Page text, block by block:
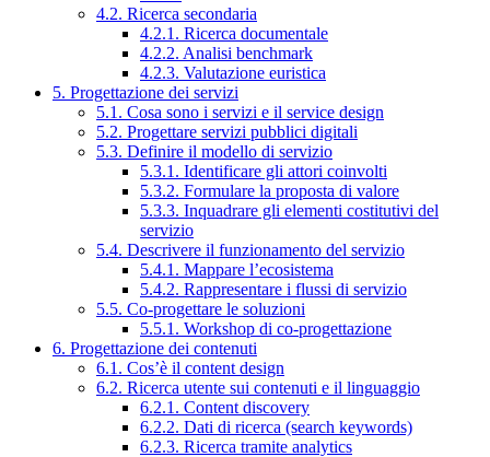
4.2. Ricerca secondaria
4.2.1. Ricerca documentale
4.2.2. Analisi benchmark
4.2.3. Valutazione euristica
5. Progettazione dei servizi
5.1. Cosa sono i servizi e il service design
5.2. Progettare servizi pubblici digitali
5.3. Definire il modello di servizio
5.3.1. Identificare gli attori coinvolti
5.3.2. Formulare la proposta di valore
5.3.3. Inquadrare gli elementi costitutivi del
servizio
5.4. Descrivere il funzionamento del servizio
5.4.1. Mappare l’ecosistema
5.4.2. Rappresentare i flussi di servizio
5.5. Co-progettare le soluzioni
5.5.1. Workshop di co-progettazione
6. Progettazione dei contenuti
6.1. Cos’è il content design
6.2. Ricerca utente sui contenuti e il linguaggio
6.2.1. Content discovery
6.2.2. Dati di ricerca (search keywords)
6.2.3. Ricerca tramite analytics